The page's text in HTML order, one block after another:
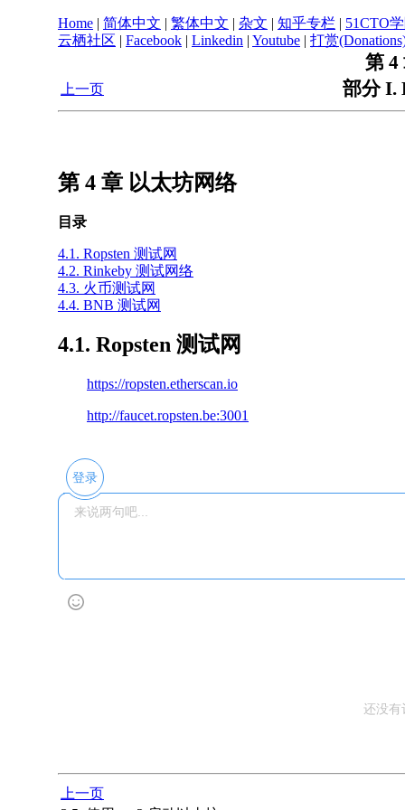
Home | 简体中文 | 繁体中文 | 杂文 | 知乎专栏 | 51CTO
云栖社区 | Facebook | Linkedin | Youtube | 打赏
第 4
上一页 部分 I.
第 4 章 以太坊网络
目录
4.1. Ropsten 测试网
4.2. Rinkeby 测试网络
4.3. 火币测试网
4.4. BNB 测试网
4.1. Ropsten 测试网
https://ropsten.etherscan.io
http://faucet.ropsten.be:3001
登录
还没有
上一页